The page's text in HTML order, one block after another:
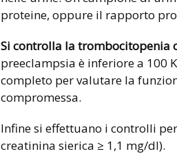
proteine, oppure il rapporto
Si controlla la trombocitopenia
preeclampsia è inferiore a 100
completo per valutare la
compromessa.
Infine si effettuano i controlli
creatinina sierica ≥ 1,1 mg/dl).